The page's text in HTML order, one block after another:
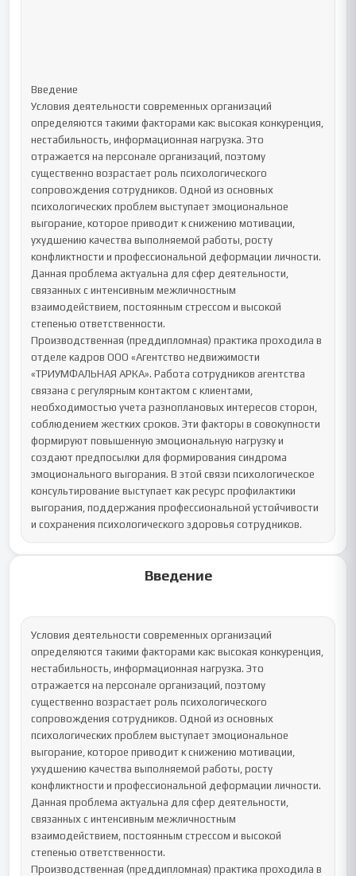
Введение
Условия деятельности современных организаций
определяются такими факторами как: высокая конкуренция,
нестабильность, информационная нагрузка. Это
отражается на персонале организаций, поэтому
существенно возрастает роль психологического
сопровождения сотрудников. Одной из основных
психологических проблем выступает эмоциональное
выгорание, которое приводит к снижению мотивации,
ухудшению качества выполняемой работы, росту
конфликтности и профессиональной деформации личности.
Данная проблема актуальна для сфер деятельности,
связанных с интенсивным межличностным
взаимодействием, постоянным стрессом и высокой
степенью ответственности.
Производственная (преддипломная) практика проходила в
отделе кадров ООО «Агентство недвижимости
«ТРИУМФАЛЬНАЯ АРКА». Работа сотрудников агентства
связана с регулярным контактом с клиентами,
необходимостью учета разноплановых интересов сторон,
соблюдением жестких сроков. Эти факторы в совокупности
формируют повышенную эмоциональную нагрузку и
создают предпосылки для формирования синдрома
эмоционального выгорания. В этой связи психологическое
консультирование выступает как ресурс профилактики
выгорания, поддержания профессиональной устойчивости
и сохранения психологического здоровья сотрудников.
Введение
Условия деятельности современных организаций
определяются такими факторами как: высокая конкуренция,
нестабильность, информационная нагрузка. Это
отражается на персонале организаций, поэтому
существенно возрастает роль психологического
сопровождения сотрудников. Одной из основных
психологических проблем выступает эмоциональное
выгорание, которое приводит к снижению мотивации,
ухудшению качества выполняемой работы, росту
конфликтности и профессиональной деформации личности.
Данная проблема актуальна для сфер деятельности,
связанных с интенсивным межличностным
взаимодействием, постоянным стрессом и высокой
степенью ответственности.
Производственная (преддипломная) практика проходила в